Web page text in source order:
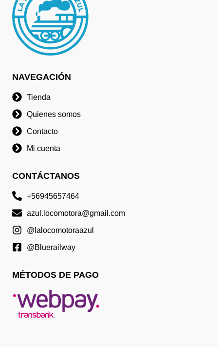
NAVEGACIÓN
Tienda
Quienes somos
Contacto
Mi cuenta
CONTÁCTANOS
+56945657464
azul.locomotora@gmail.com
@lalocomotoraazul
@Bluerailway
MÉTODOS DE PAGO